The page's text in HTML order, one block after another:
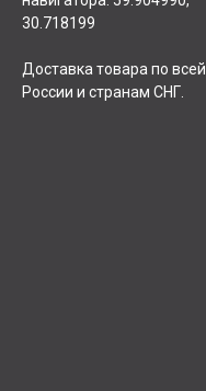
30.718199
Доставка товара по всей
России и странам СНГ.